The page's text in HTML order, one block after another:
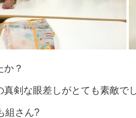
か？
真剣な眼差しがとても素敵で
組さん?